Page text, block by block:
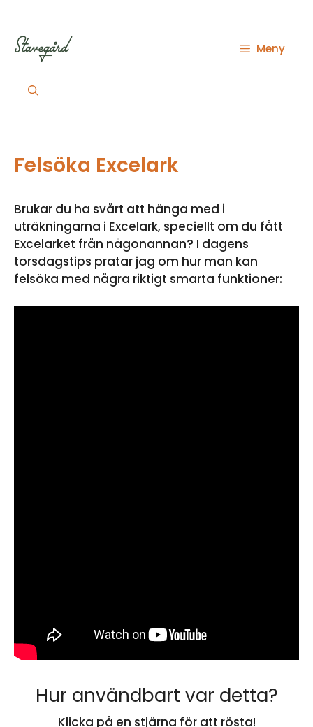
innehåll
Meny
Felsöka Excelark
Brukar du ha svårt att hänga med i
uträkningarna i Excelark, speciellt om du fått
Excelarket från någonannan? I dagens
torsdagstips pratar jag om hur man kan
felsöka med några riktigt smarta funktioner:
Hur användbart var detta?
Klicka på en stjärna för att rösta!